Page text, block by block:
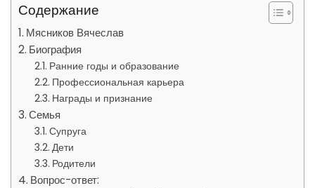
Содержание
Мясников Вячеслав
Биография
Ранние годы и образование
Профессиональная карьера
Награды и признание
Семья
Супруга
Дети
Родители
Вопрос-ответ: